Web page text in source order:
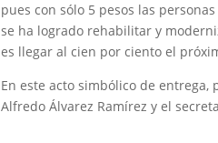
pues con sólo 5 pesos las
se ha logrado rehabilitar y
es llegar al cien por ciento el
En este acto simbólico de
Alfredo Álvarez Ramírez y el